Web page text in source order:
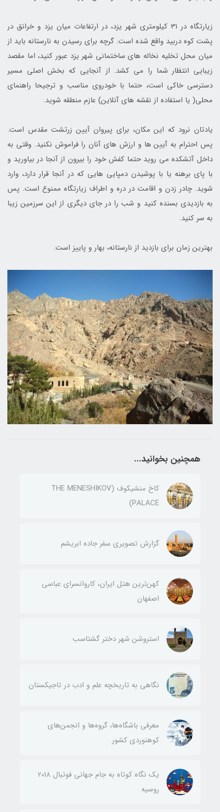
زیارتگاه در 31 کیلومتری شهر یزد، در ارتفاعات میان یزد و خرانق در
پشت کوه دربید واقع شده است. گرچه برای رسیدن به نارستانه باید از
میان محل تخلیه نخاله های ساختمانی شهر یزد عبور کنید، اما مقصد
زیبایی انتظار شما را می کشد. از آنجایی که بخش اصلی مسیر
دسترسی خاکی است، حتما با خودروی مناسب و ترجیحا راهنمای
محلی( یا استفاده از نقشه های آنلاین) عازم منطقه شوید.
یادتان نرود که این مکان، برای پیروان آیین زرتشت مقدس است.
پس احترام به آیین ها و ارزش های آنان را فراموش نکنید. وقتی به
داخل آتشکده می روید حتما کفش خود را بیرون از آنجا در بیاورید و
با پای برهنه یا با پوشیدن دمپایی هایی که در آنجا قرار دارد، وارد
شوید. چادر زدن و اقامت در دره و اطراف زیارتگاه ممنوع است. پس
به بازدیدی بسنده کنید و شب را در جای دیگری از این سرزمین زیبا
به سر کنید.
بهترین زمان برای بازدید از نارستانه، بهار و پاییز است.
همچنین بخوانید...
کاخ منشیکوف (THE MENESHIKOV
PALACE)
گزارش تصویری سفر جاده ابریشم
کهن‌ترین هتل ایران، کاروانسرای عباسی
اصفهان
استروشن شهر دختر گشتاسب
نگاهی به تاریخچه علم و ادب در تاجیکستان
معرفی باشگاه‌ها، گروه‌ها و انجمن‌های
کوهنوردی کشور
یک نگاه کوتاه به جام جهانی فوتبال 2018
روسیه